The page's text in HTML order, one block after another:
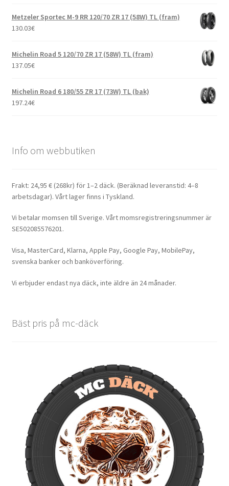
Metzeler Sportec M-9 RR 120/70 ZR 17 (58W) TL (fram)
130.03€
Michelin Road 5 120/70 ZR 17 (58W) TL (fram)
137.05€
Michelin Road 6 180/55 ZR 17 (73W) TL (bak)
197.24€
Info om webbutiken
Frakt: 24,95 € (268kr) för 1–2 däck. (Beräknad leveranstid: 4–8
arbetsdagar). Vårt lager finns i Tyskland.
Vi betalar momsen till Sverige. Vårt momsregistreringsnummer är
SE502085576201.
Visa, MasterCard, Klarna, Apple Pay, Google Pay, MobilePay,
svenska banker och banköverföring.
Vi erbjuder endast nya däck, inte äldre än 24 månader.
Bäst pris på mc-däck